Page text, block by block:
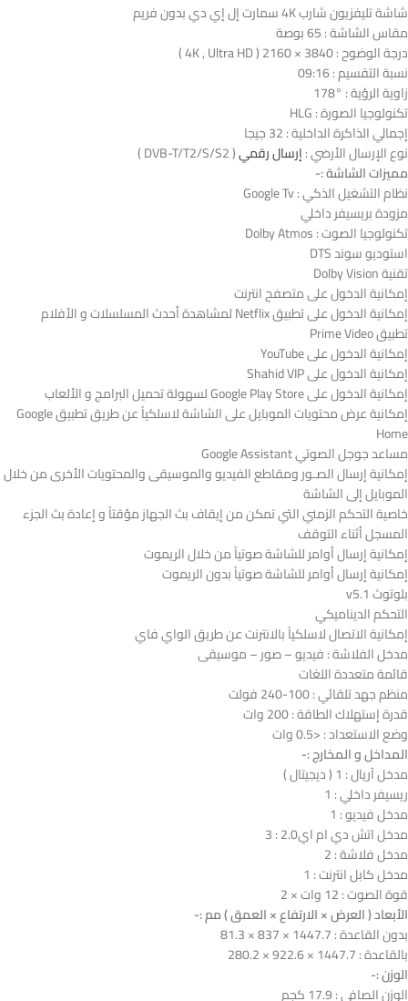
شاشة تليفزيون شارب 4K سمارت إل إي دي بدون فريم
مقاس الشاشة : 65 بوصة
درجة الوضوح : 3840 × 2160 ( 4K , Ultra HD )
نسبة التقسيم : 09:16
زاوية الرؤية : °178
تكنولوجيا الصورة : HLG
إجمالي الذاكرة الداخلية : 32 جيجا
نوع الإرسال الأرضي :إرسال رقمي( DVB-T/T2/S/S2 )
مميزات الشاشة :-
نظام التشغيل الذكي : Google Tv
مزودة بريسيفر داخلي
تكنولوجيا الصوت : Dolby Atmos
استوديو سوند DTS
تقنية Dolby Vision
إمكانية الدخول على متصفح انترنت
إمكانية الدخول على تطبيق Netflix لمشاهدة أحدث المسلسلات و الأفلام
تطبيق Prime Video
إمكانية الدخول على YouTube
إمكانية الدخول على Shahid VIP
إمكانية الدخول على Google Play Store لسهولة تحميل البرامج و الألعاب
إمكانية عرض محتويات الموبايل على الشاشة لاسلكياً عن طريق تطبيق Google
Home
مساعد جوجل الصوتي Google Assistant
إمكانية إرسال الصـور ومقاطع الفيديو والموسيقى والمحتويات الأخرى من خلال
الموبايل إلى الشاشة
خاصية التحكم الزمني التي تمكن من إيقاف بث الجهاز مؤقتاً و إعادة بث الجزء
المسجل أثناء التوقف
إمكانية إرسال أوامر للشاشة صوتياً من خلال الريموت
إمكانية إرسال أوامر للشاشة صوتياً بدون الريموت
بلوتوث v5.1
التحكم الديناميكي
إمكانية الاتصال لاسلكياً بالانترنت عن طريق الواي فاي
مدخل الفلاشة : فيديو – صور – موسيقى
قائمة متعددة اللغات
منظم جهد تلقائي : 100-240 فولت
قدرة إستهلاك الطاقة : 200 وات
وضع الاستعداد : <0.5 وات
المداخل و المخارج :-
مدخل آريال : 1 ( ديجيتال )
ريسيفر داخلي : 1
مدخل فيديو : 1
مدخل اتش دي ام اي2.0 : 3
مدخل فلاشة : 2
مدخل كابل انترنت : 1
قوة الصوت : 12 وات × 2
الأبعاد ( العرض × الارتفاع × العمق ) مم :-
بدون القاعدة : 1447.7 × 837 × 81.3
بالقاعدة : 1447.7 × 922.6 × 280.2
الوزن :-
الوزن الصافي : 17.9 كجم